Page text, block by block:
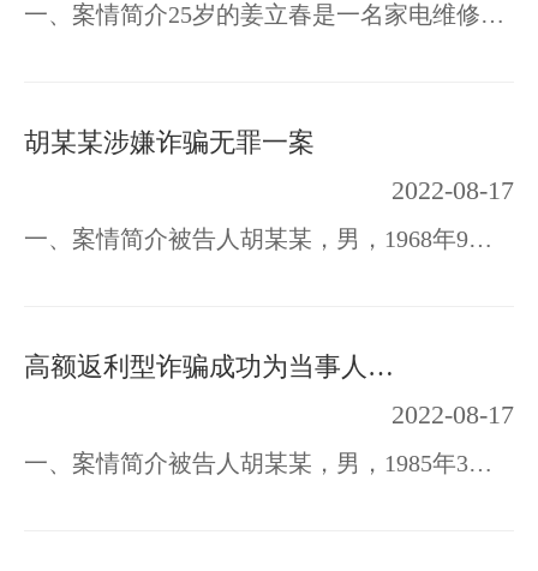
一、案情简介25岁的姜立春是一名家电维修工，06年在江苏省苏州市打工期间，他与比他小3…
胡某某涉嫌诈骗无罪一案
2022-08-17
一、案情简介被告人胡某某，男，1968年9月4日出生，广东珠海香洲区人。因涉嫌犯诈骗罪于…
高额返利型诈骗成功为当事人降低7年量刑
2022-08-17
一、案情简介被告人胡某某，男，1985年3月2日出生，江西上犹县人。因涉嫌犯诈骗罪于201…